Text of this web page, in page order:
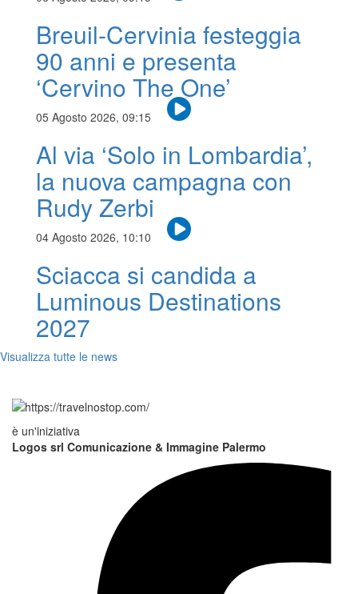
Breuil-Cervinia festeggia
90 anni e presenta
‘Cervino The One’
05 Agosto 2026, 09:15
Al via ‘Solo in Lombardia’,
la nuova campagna con
Rudy Zerbi
04 Agosto 2026, 10:10
Sciacca si candida a
Luminous Destinations
2027
Visualizza tutte le news
è un'iniziativa
Logos srl Comunicazione & Immagine Palermo